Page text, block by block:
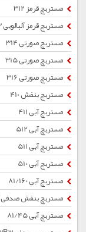
مستربچ قرمز 312
مستربچ قرمز آلبالویی 313
مستربچ صورتی 314
مستربچ صورتی 315
مستربچ صورتی 316
مستربچ بنفش 410
مستربچ آبی 411
مستربچ آبی 512
مستربچ آبی 511
مستربچ آبی 510
مستربچ آبی 81/160
مستربچ بنفش صدفی 90/205C
مستربچ آبی 81/45